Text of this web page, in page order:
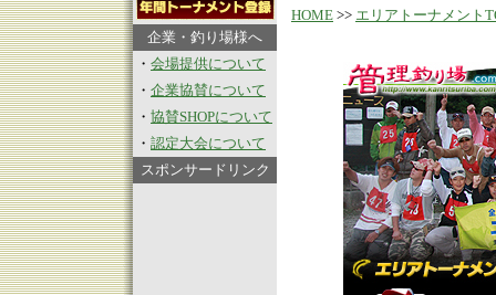
企業・釣り場様へ
・ 会場提供について
・ 企業協賛について
・ 協賛SHOPについて
・ 認定大会について
スポンサードリンク
HOME >> エリアトーナメント